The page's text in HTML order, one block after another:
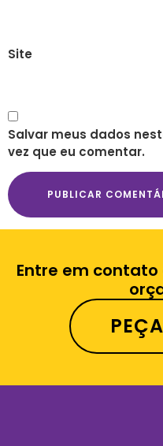
Site
Salvar meus dados
vez que eu comentar.
Entre em